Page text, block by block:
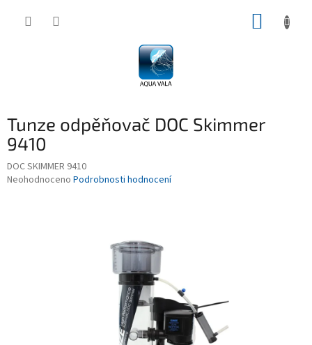
Tunze odpěňovač DOC Skimmer
9410
DOC SKIMMER 9410
Průměrné
Neohodnoceno Podrobnosti hodnocení